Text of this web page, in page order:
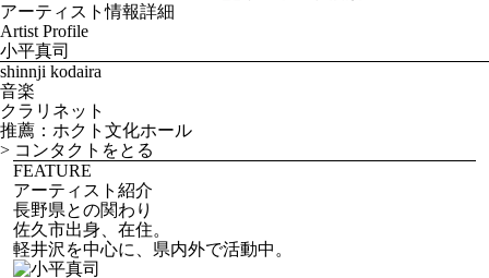
アーティスト情報詳細
Artist Profile
小平真司
shinnji kodaira
音楽
クラリネット
推薦：ホクト文化ホール
> コンタクトをとる
FEATURE
アーティスト紹介
長野県との関わり
佐久市出身、在住。
軽井沢を中心に、県内外で活動中。